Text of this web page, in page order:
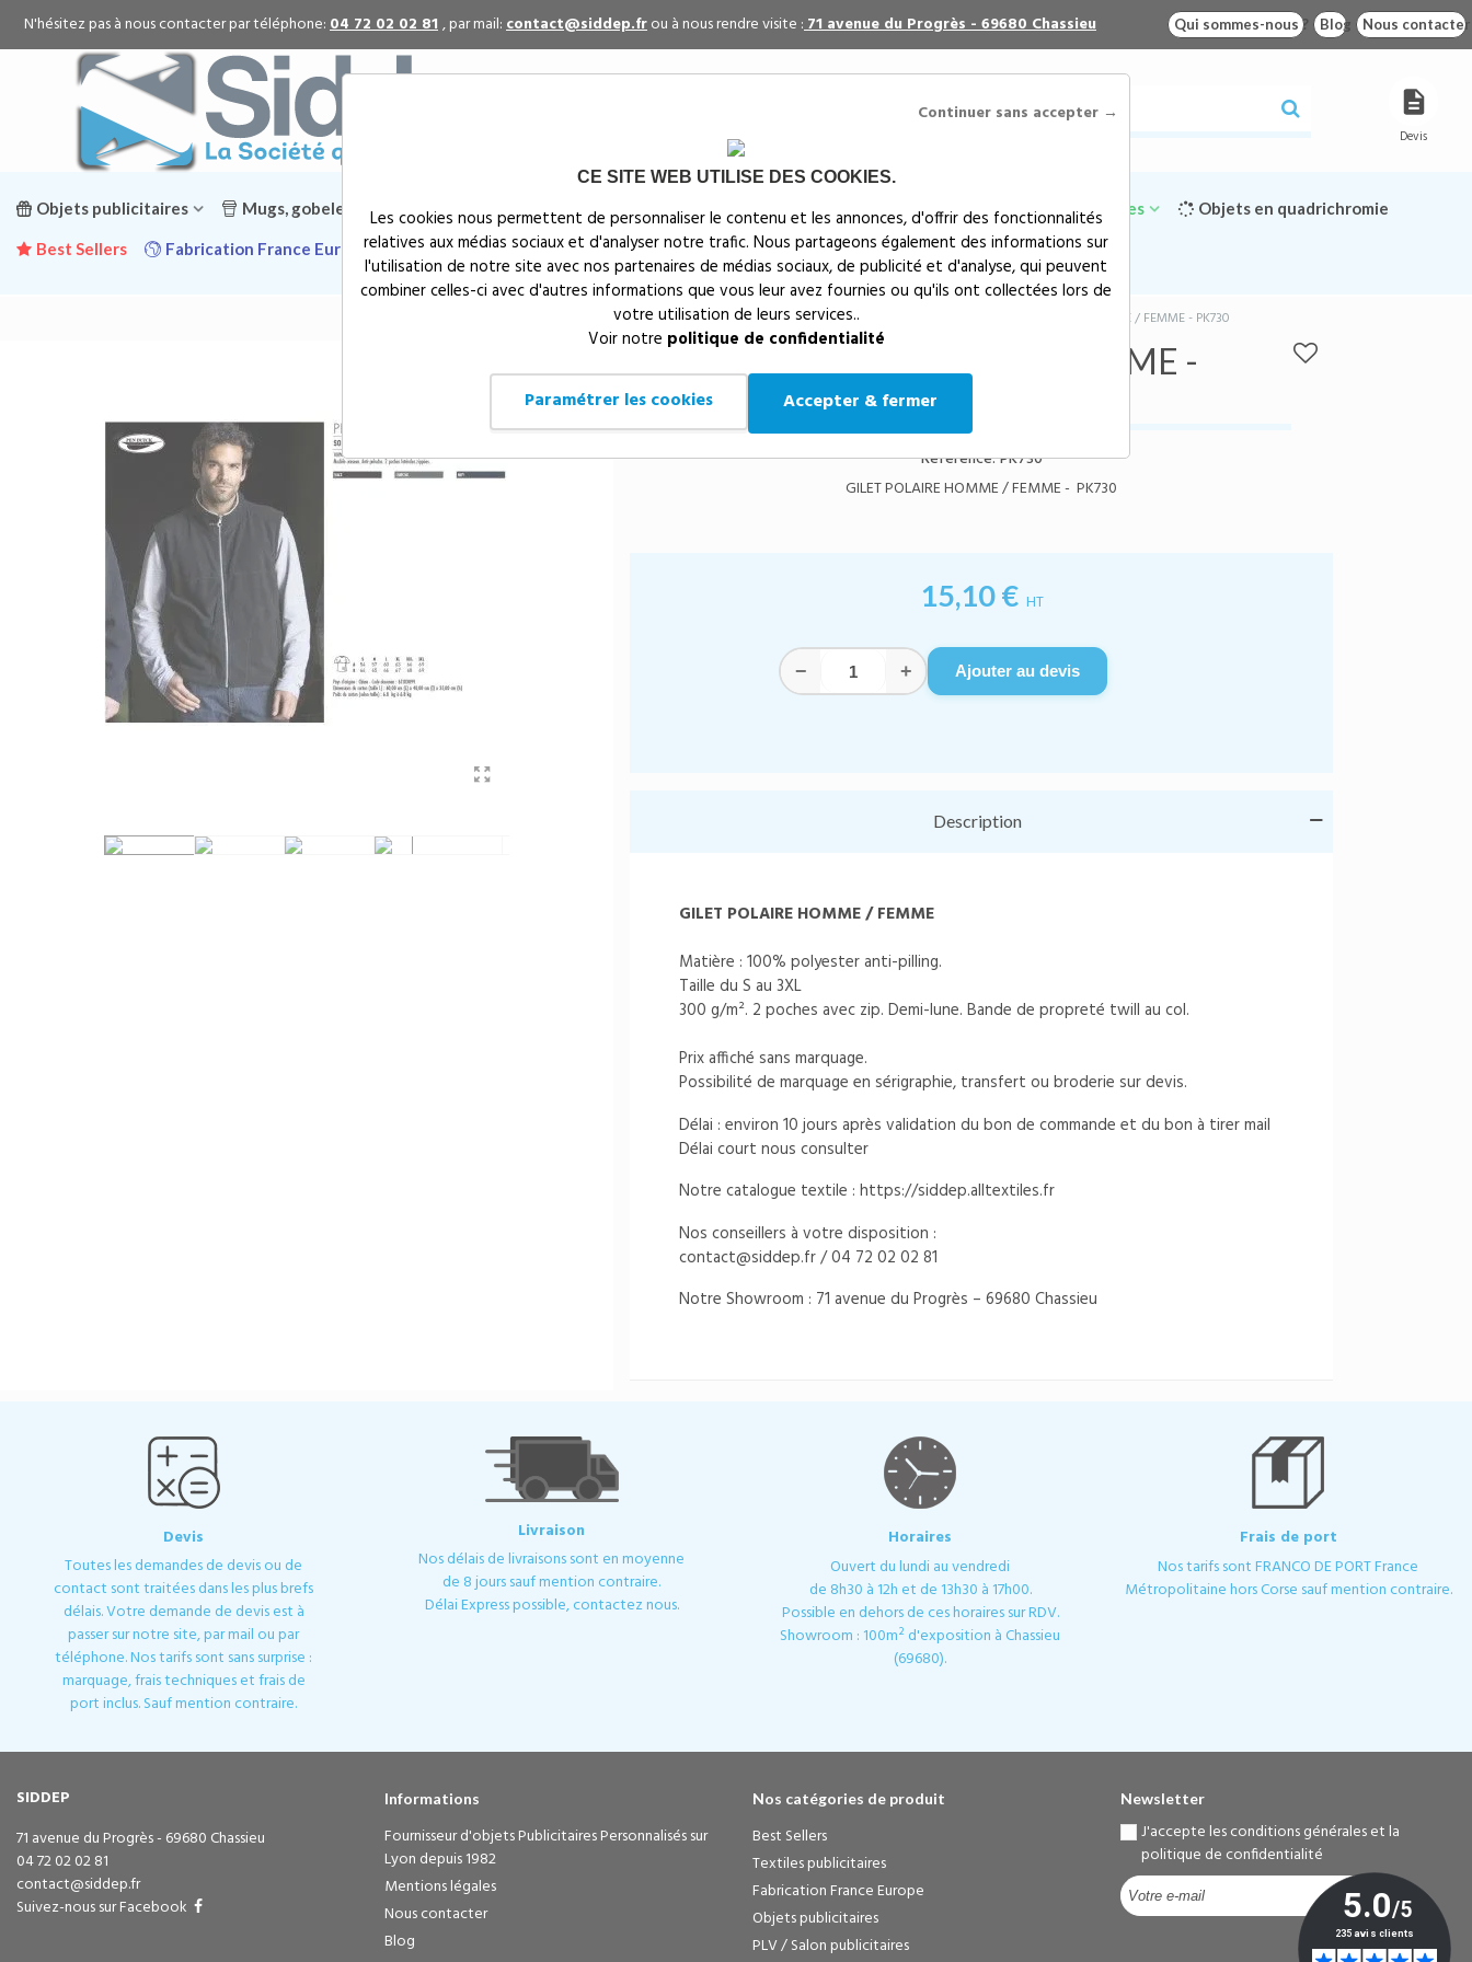
Continuer sans accepter →
CE SITE WEB UTILISE DES COOKIES.
Les cookies nous permettent de personnaliser le contenu et les annonces, d'offrir des fonctionnalités
relatives aux médias sociaux et d'analyser notre trafic. Nous partageons également des informations sur
l'utilisation de notre site avec nos partenaires de médias sociaux, de publicité et d'analyse, qui peuvent
combiner celles-ci avec d'autres informations que vous leur avez fournies ou qu'ils ont collectées lors de
votre utilisation de leurs services..
Voir notre politique de confidentialité
Paramétrer les cookies Accepter & fermer
N'hésitez pas à nous contacter par téléphone:04 72 02 02 81, par mail:contact@siddep.frou à nous rendre visite :71 avenue du Progrès - 69680 Chassieu Qui sommes-nous ? Blog Nous contacter
Devis
Objets publicitaires Mugs, gobelets & gourdes publicitaires Par événement Textiles publicitaires Goodies écologiques Objets en quadrichromie
Best Sellers Fabrication France Europe Promotions
Siddep > Textiles publicitaires > Vestes personnalisées GILET POLAIRE HOMME / FEMME - PK730
GILET POLAIRE HOMME / FEMME -
PK730
Référence:PK730
GILET POLAIRE HOMME / FEMME - PK730
15,10 € HT
− + Ajouter au devis
Description
GILET POLAIRE HOMME / FEMME
Matière : 100% polyester anti-pilling.
Taille du S au 3XL
300 g/m². 2 poches avec zip. Demi-lune. Bande de propreté twill au col.
Prix affiché sans marquage.
Possibilité de marquage en sérigraphie, transfert ou broderie sur devis.
Délai : environ 10 jours après validation du bon de commande et du bon à tirer mail
Délai court nous consulter
Notre catalogue textile : https://siddep.alltextiles.fr
Nos conseillers à votre disposition :
contact@siddep.fr/ 04 72 02 02 81
Notre Showroom : 71 avenue du Progrès – 69680 Chassieu
Devis
Toutes les demandes de devis ou de
contact sont traitées dans les plus brefs
délais. Votre demande de devis est à
passer sur notre site, par mail ou par
téléphone. Nos tarifs sont sans surprise :
marquage, frais techniques et frais de
port inclus. Sauf mention contraire.
Livraison
Nos délais de livraisons sont en moyenne
de 8 jours sauf mention contraire.
Délai Express possible, contactez nous.
Horaires
Ouvert du lundi au vendredi
de 8h30 à 12h et de 13h30 à 17h00.
Possible en dehors de ces horaires sur RDV.
Showroom : 100m² d'exposition à Chassieu
(69680).
Frais de port
Nos tarifs sont FRANCO DE PORT France
Métropolitaine hors Corse sauf mention contraire.
SIDDEP
71 avenue du Progrès - 69680 Chassieu
04 72 02 02 81
contact@siddep.fr
Suivez-nous sur Facebook
Informations
Fournisseur d'objets Publicitaires Personnalisés sur
Lyon depuis 1982
Mentions légales
Nous contacter
Blog
Nos catégories de produit
Best Sellers
Textiles publicitaires
Fabrication France Europe
Objets publicitaires
PLV / Salon publicitaires
Newsletter
J'accepte les conditions générales et la
politique de confidentialité